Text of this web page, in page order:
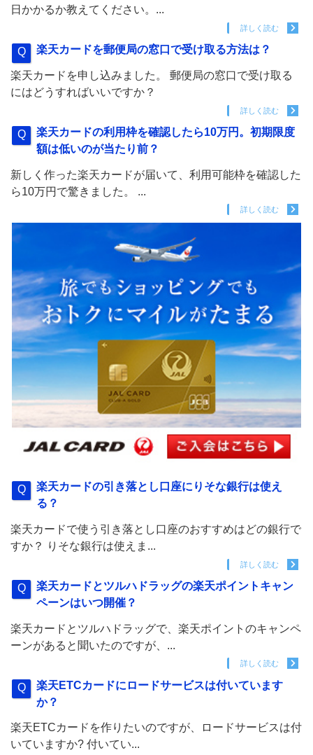
日かかるか教えてください。...
詳しく読む
楽天カードを郵便局の窓口で受け取る方法は？
楽天カードを申し込みました。 郵便局の窓口で受け取る
にはどうすればいいですか？
詳しく読む
楽天カードの利用枠を確認したら10万円。初期限度
額は低いのが当たり前？
新しく作った楽天カードが届いて、利用可能枠を確認した
ら10万円で驚きました。 ...
詳しく読む
楽天カードの引き落とし口座にりそな銀行は使え
る？
楽天カードで使う引き落とし口座のおすすめはどの銀行で
すか？ りそな銀行は使えま...
詳しく読む
楽天カードとツルハドラッグの楽天ポイントキャン
ペーンはいつ開催？
楽天カードとツルハドラッグで、楽天ポイントのキャンペ
ーンがあると聞いたのですが、...
詳しく読む
楽天ETCカードにロードサービスは付いています
か？
楽天ETCカードを作りたいのですが、ロードサービスは付
いていますか? 付いてい...